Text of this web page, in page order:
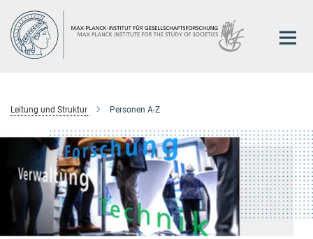
Hauptinhalt
Leitung und Struktur Personen A-Z